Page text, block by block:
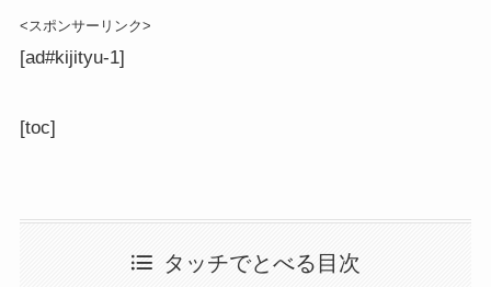
<スポンサーリンク>
[ad#kijityu-1]
[toc]
タッチでとべる目次